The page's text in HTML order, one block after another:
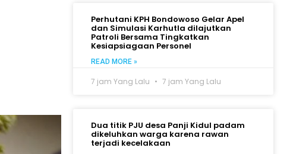
Perhutani KPH Bondowoso Gelar Apel
dan Simulasi Karhutla dilajutkan
Patroli Bersama Tingkatkan
Kesiapsiagaan Personel
READ MORE »
7 jam Yang Lalu 7 jam Yang Lalu
Dua titik PJU desa Panji Kidul padam
dikeluhkan warga karena rawan
terjadi kecelakaan